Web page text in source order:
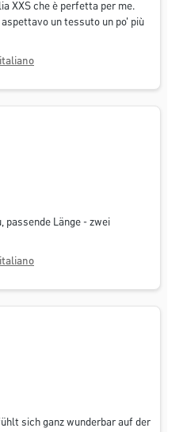
XXS che è perfetta per me.
un tessuto un po' più
passende Länge - zwei
sich ganz wunderbar auf der